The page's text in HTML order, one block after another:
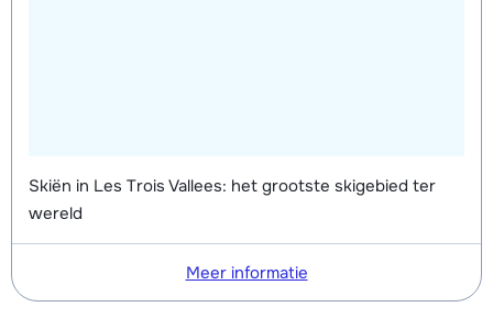
Skiën in Les Trois Vallees: het grootste skigebied ter
wereld
Meer informatie